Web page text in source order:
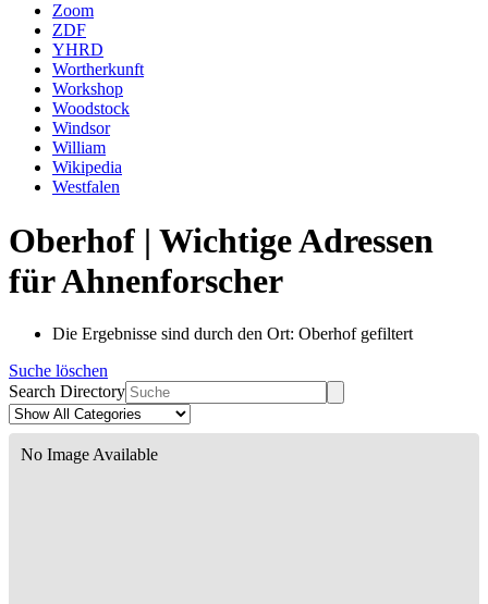
Zoom
ZDF
YHRD
Wortherkunft
Workshop
Woodstock
Windsor
William
Wikipedia
Westfalen
Oberhof | Wichtige Adressen
für Ahnenforscher
Die Ergebnisse sind durch den Ort: Oberhof gefiltert
Suche löschen
Search Directory
No Image Available